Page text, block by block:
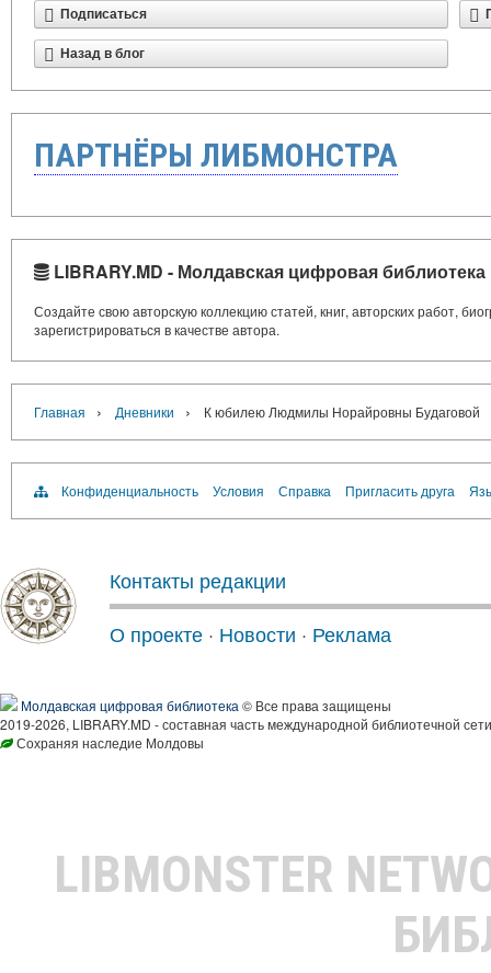
Подписаться
Назад в блог
ПАРТНЁРЫ ЛИБМОНСТРА
LIBRARY.MD - Молдавская цифровая библиотека
Создайте свою авторскую коллекцию статей, книг, авторских работ,
зарегистрироваться в качестве автора.
Главная › Дневники › К юбилею Людмилы Норайровны Будаговой
Конфиденциальность Условия Справка Пригласить друга
Контакты редакции
О проекте · Новости · Реклама
Молдавская цифровая библиотека © Все права защищены
2019-2026, LIBRARY.MD - составная часть международной библиотечной
Сохраняя наследие Молдовы
LIBMONSTER